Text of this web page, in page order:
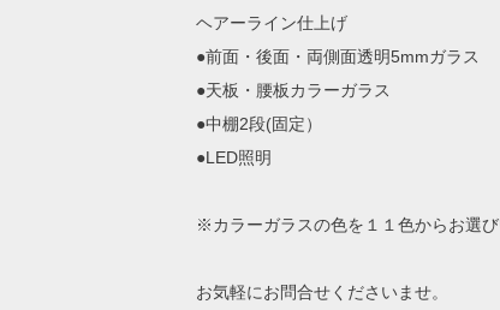
ヘアーライン仕上げ
●前面・後面・両側面透明5mmガラス
●天板・腰板カラーガラス
●中棚2段(固定）
●LED照明
※カラーガラスの色を１１色からお選び
お気軽にお問合せくださいませ。